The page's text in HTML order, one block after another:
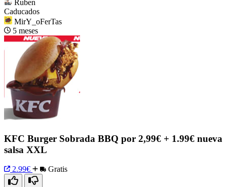
Ruben
Caducados
MirY_oFerTas
5 meses
KFC Burger Sobrada BBQ por 2,99€ + 1.99€ nueva
salsa XXL
2.99€ Gratis